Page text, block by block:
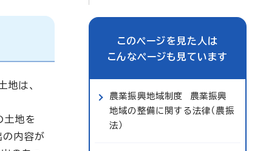
は、
土地を
の内容が
このページを見た人は
こんなページも見ています
農業振興地域制度 農業振興
地域の整備に関する法律（農振
法）